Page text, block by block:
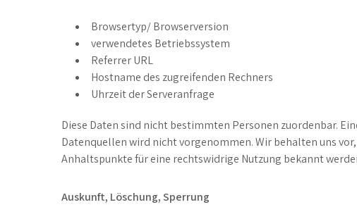
Browsertyp/ Browserversion
verwendetes Betriebssystem
Referrer URL
Hostname des zugreifenden Rechners
Uhrzeit der Serveranfrage
Diese Daten sind nicht bestimmten Personen zuordenbar.
Datenquellen wird nicht vorgenommen. Wir behalten uns
Anhaltspunkte für eine rechtswidrige Nutzung bekannt
Auskunft, Löschung, Sperrung